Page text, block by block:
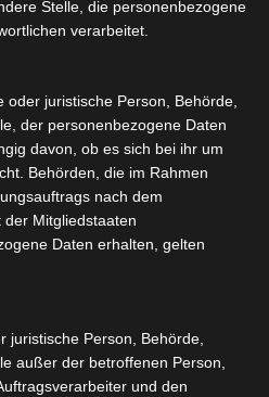
Stelle, die personenbezogene
verarbeitet.
oder juristische Person, Behörde,
der personenbezogene Daten
davon, ob es sich bei ihr um
Behörden, die im Rahmen
nach dem
Mitgliedstaaten
Daten erhalten, gelten
juristische Person, Behörde,
außer der betroffenen Person,
und den